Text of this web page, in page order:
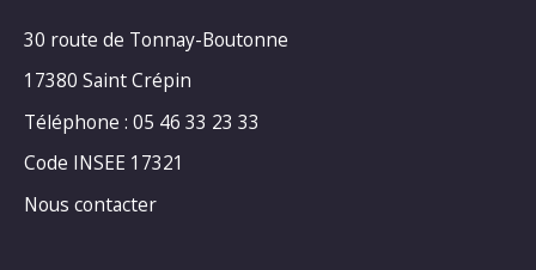
30 route de Tonnay-Boutonne
17380 Saint Crépin
Téléphone : 05 46 33 23 33
Code INSEE 17321
Nous contacter